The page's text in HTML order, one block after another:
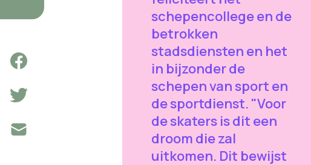
schepencollege en de
betrokken
stadsdiensten en het
in bijzonder de
schepen van sport en
de sportdienst. "Voor
de skaters is dit een
droom die zal
uitkomen. Dit bewijst